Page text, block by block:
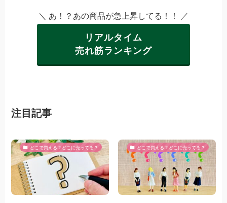
＼ あ！？あの商品が急上昇してる！！ ／
リアルタイム
売れ筋ランキング
注目記事
どこで買える？どこに売ってる？ どこで買える？どこに売ってる？